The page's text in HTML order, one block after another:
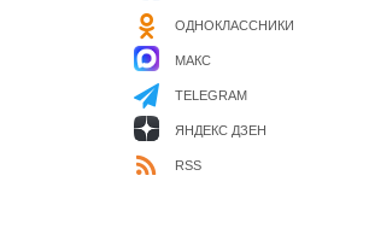
ОДНОКЛАССНИКИ
МАКС
TELEGRAM
ЯНДЕКС ДЗЕН
RSS